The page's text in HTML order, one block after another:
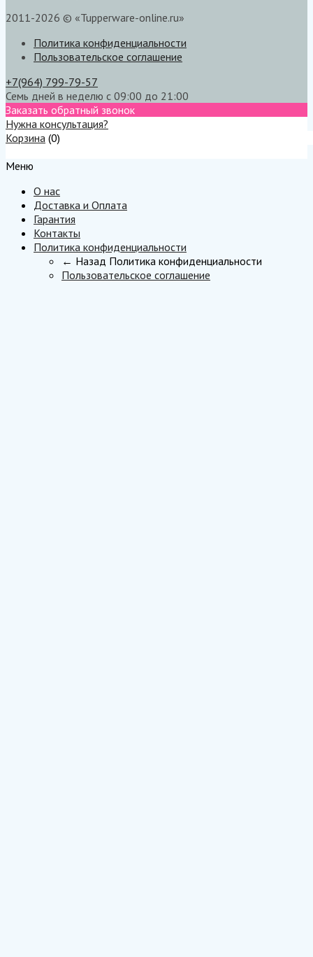
2011-2026 © «Tupperware-online.ru»
Политика конфиденциальности
Пользовательское соглашение
+7(964) 799-79-57
Семь дней в неделю с 09:00 до 21:00
Заказать обратный звонок
Нужна консультация?
Корзина (0)
Меню
О нас
Доставка и Оплата
Гарантия
Контакты
Политика конфиденциальности
← Назад Политика конфиденциальности
Пользовательское соглашение